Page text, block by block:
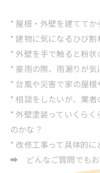
* 屋根・外壁を建てて
* 建物に気になるひび割
* 外壁を手で触ると粉
* 豪雨の際、雨漏りが気
* 台風や災害で家の屋
* 相談をしたいが、業
* 外壁塗装っていくら
のかな？
* 改修工事って具体的に
➡ どんなご質問でもお